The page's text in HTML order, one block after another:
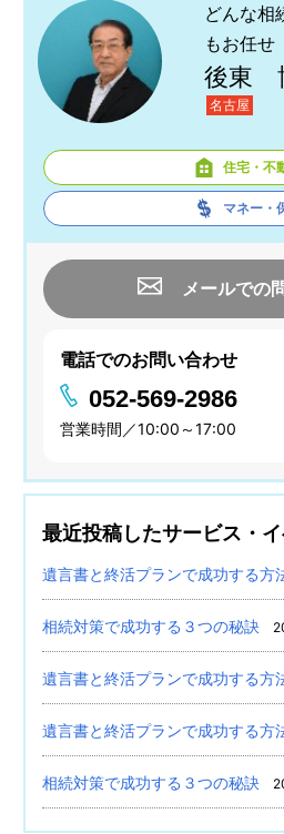
どんな相
もお任せ
後東
名古屋
住宅・不
マネー・
メールでの
電話でのお問い合わせ
052-569-2986
営業時間／10:00～17:00
最近投稿したサービス・
遺言書と終活プランで成功する方
相続対策で成功する３つの秘訣
遺言書と終活プランで成功する方
遺言書と終活プランで成功する方
相続対策で成功する３つの秘訣